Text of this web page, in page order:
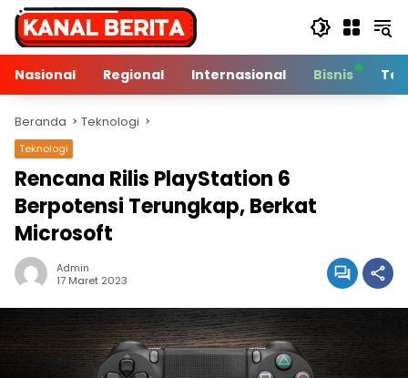
Langsung
konten
Nasional
Regional Internasional Bisnis
Beranda Teknologi
Teknologi
Rencana Rilis PlayStation 6
Berpotensi Terungkap, Berkat
Microsoft
Admin
17 Maret 2023